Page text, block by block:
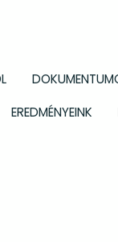
EREDMÉNYEINK